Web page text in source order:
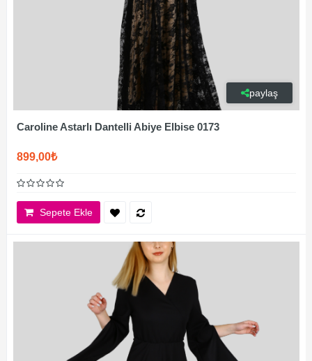
paylaş
Caroline Astarlı Dantelli Abiye Elbise 0173
899,00₺
Sepete Ekle